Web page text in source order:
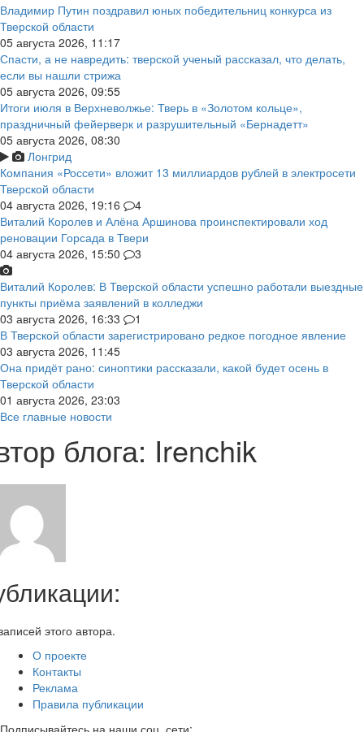
Владимир Путин поздравил юных победительниц конкурса из
Тверской области
05 августа 2026, 11:17
Спасти, а не навредить: тверской ученый рассказал, что делать,
если вы нашли стрижа
05 августа 2026, 09:55
Итоги июля в Верхневолжье: Тверь в «Золотом кольце»,
праздничный фейерверк и разрушительный «Бернадетт»
05 августа 2026, 08:30
Лонгрид
Компания «Россети» вложит 13 миллиардов рублей в электросети
Тверской области
04 августа 2026, 19:16
4
Виталий Королев и Алёна Аршинова проинспектировали ход
реновации Горсада в Твери
04 августа 2026, 15:50
3
Виталий Королев: В Тверской области успешно работали выездные
пункты приёма заявлений в колледжи
03 августа 2026, 16:33
1
В Тверской области зарегистрировано редкое погодное явление
03 августа 2026, 11:45
Она придёт рано: синоптики рассказали, какой будет осень в
Тверской области
01 августа 2026, 23:03
Все главные новости
блога: Irenchik
этого автора.
О проекте
Контакты
Реклама
Правила публикации
Подписывайтесь на наши соц. сети: